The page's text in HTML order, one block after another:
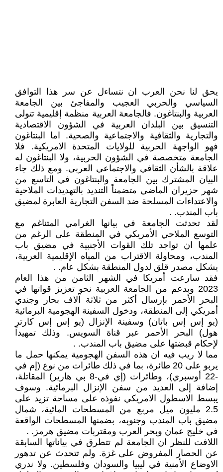
يحق لنا نحن العرب ان نتساءل عن سر هذا التوافق
السياسي والحربي العجيب والمفاجئ بين الجامعة
العربية والبنتاغون. فالجامعة العربية منظمة إقليمية تتولى
التنسيق بين البلدان العربية في الشؤون الاقتصادية
والتجارية والثقافية والاجتماعية والصحية. اما البنتاغون
فهو الواجهة الحربية للولايات المتحدة الامريكية. فلا
الجامعة متخصصة في الشؤون الحربية، ولا البنتاغون له
علاقة بالشأن الثقافي والاجتماعي العربي. ومع ذلك جاء
البيان المشترك بين الجامعة والبنتاغون في التاسع من
شهر حزيران الماضي متضمناً التنديد بالتهديدات الملاحية
والاعتداءات المسلحة ضد السفن التجارية العابرة لمضيق
باب المندب. .
لقد تحدثت الجامعة في بيانها الغرامي المتناغم مع
التوسع الملاحي الأمريكي في المنطقة على الرغم من
علمها ان تواجد تلك القوات الأجنبية في مضيق باب
المندب، ومحاولة الاقتراب من المياه الإقليمية العربية،
يشكل مصدر قلق لدول المنطقة بشكل عام. .
فقد سارعت أمريكا في الشهر الثامن من هذا العام
2023 وبدعم من الجامعة العربية نحو تعزيز قواتها في
البحر الأحمر بإرسال أكثر من ثلاثة آلاف بحار وجندي
أمريكي إلى المنطقة، ودخول السفينة الهجومية البرمائية
(يو إس إس باتان) وسفينة الإنزال (يو إس إس كارتر
هول) البحر الأحمر عبر قناة السويس. وذلك تمهيداً
لإحكام قبضتها على مضيق باب المندب. .
مما لا ريب فيه ان هذه السفن الهجومية يمكنها حمل ما
يربو على 20 طائرة، بما في ذلك طائرات من نوع (إم في
-22 أوسبري)، وطائرات (إي في-8 بي هارير) المقاتلة،
إضافة إلى العديد من سفن الإنزال البرمائية. وسوف
يبسط الاسطول الامريكي نفوذه على مساحة تزيد على
2.5 مليون ميل مربع من المسطحات المائية، شمال
مضيق باب المندب وجنوبه، بضمنها المسطحات الواقعة
في خليج عمان وبحر العرب ومقتربات مضيق هرمز. .
اللافت للنظر ان الجامعة لم تتطرق في بياناتها السابقة
عن الحصار المفروض على غزة. ولم تتحدث عن تدهور
الاوضاع الأمنية في ليبيا والسودان وفلسطين. ولا ندري